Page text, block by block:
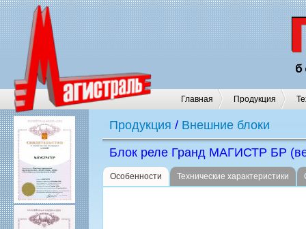
Главная Продукция
Продукция / Внешние блоки
Блок реле Гранд МАГИСТР БР
Особенности Технические характеристики